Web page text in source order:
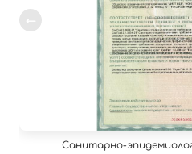
Санитарно-